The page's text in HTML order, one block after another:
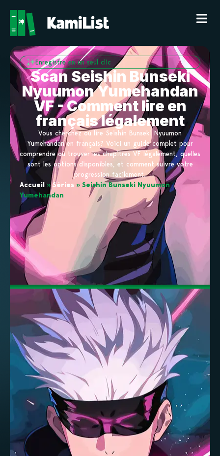
Enregistre en un seul clic
Scan Seishin Bunseki
Nyuumon Yumehandan
VF - Comment lire en
français légalement
Vous cherchez où lire Seishin Bunseki Nyuumon
Yumehandan en français? Voici un guide complet pour
comprendre où trouver les chapitres VF légalement, quelles
sont les options disponibles, et comment suivre votre
progression facilement.
Accueil »Séries » Seishin Bunseki Nyuumon
Yumehandan